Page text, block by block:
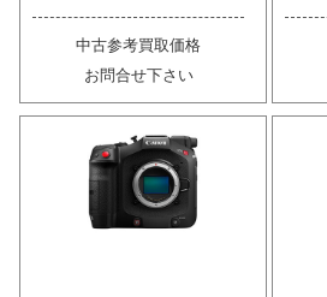
中古参考買取価格
お問合せ下さい